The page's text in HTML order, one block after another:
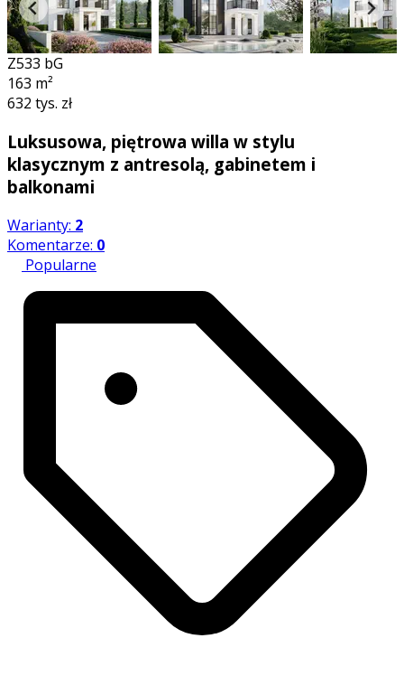
Z533 bG
163 m²
632 tys. zł
Luksusowa, piętrowa willa w stylu
klasycznym z antresolą, gabinetem i
balkonami
Warianty: 2
Komentarze: 0
Popularne